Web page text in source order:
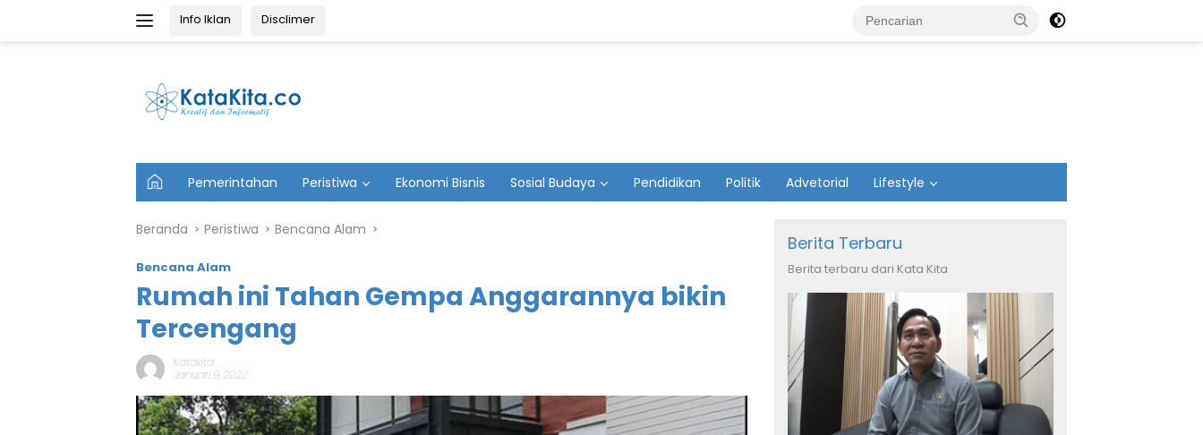
Info Iklan Disclimer
U
t
m
Pemerintahan Peristiwa Ekonomi Bisnis Sosial Budaya Pendidikan Politik Advetorial Lifestyle
Beranda Peristiwa Bencana Alam
Bencana Alam
Rumah ini Tahan Gempa Anggarannya bikin
Tercengang
Katakita
Januari 9, 2022
Berita Terbaru
Berita terbaru dari Kata Kita